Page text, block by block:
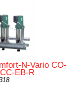
N-Vario CO-
EB-R